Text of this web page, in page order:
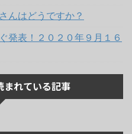
んはどうですか？
発表！２０２０年９月１６
まれている記事